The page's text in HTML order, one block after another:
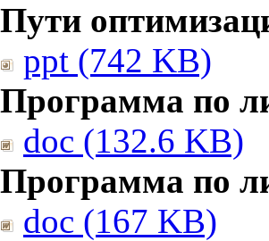
Пути
ppt (742 KB)
Программа по
doc (132.6 KB)
Программа по
doc (167 KB)